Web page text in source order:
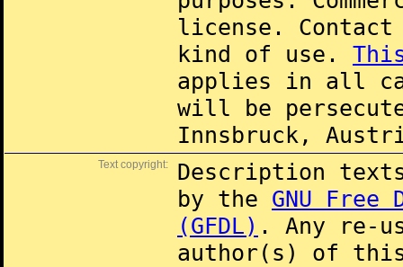
license.
kind of use.
applies in all
will be
Innsbruck,
Text copyright:
Description
by the GNU Free
(GFDL) . Any re-
author(s) of this